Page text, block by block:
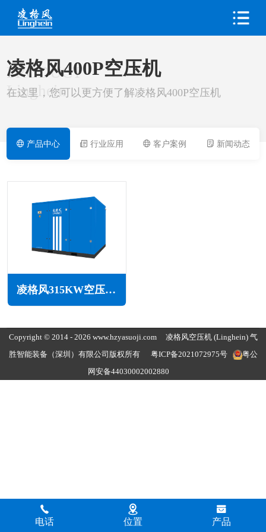
PRODUCT
Linghein
凌格风400P空压机
在这里，您可以更方便了解凌格风400P空压机
产品中心 行业应用 客户案例 新闻动态
凌格风315KW空压机LS系列
电话 位置 产品
Copyright © 2014 - 2026 www.hzyasuoji.com 凌格风空压机 (Linghein) 气
胜智能装备（深圳）有限公司版权所有
粤ICP备2021072975号
粤公
网安备44030002002880